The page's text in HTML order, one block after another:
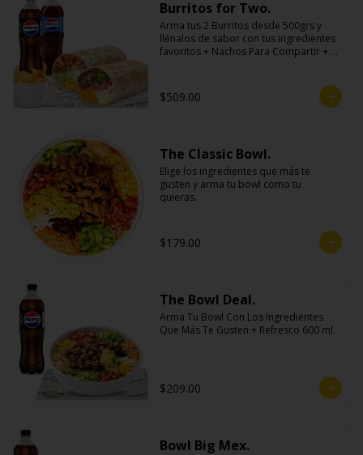
Burritos for Two.
Arma tus 2 Burritos desde 500grs y
llénalos de sabor con tus ingredientes
favoritos + Nachos Para Compartir + 2
$509.00
The Classic Bowl.
Elige los ingredientes que más te
gusten y arma tu bowl como tu
quieras.
$179.00
The Bowl Deal.
Arma Tu Bowl Con Los Ingredientes
Que Más Te Gusten + Refresco 600 ml.
$209.00
Bowl Big Mex.